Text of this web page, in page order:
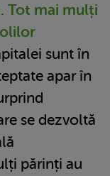
Tot mai mulți
sunt în
apar în
se dezvoltă
părinți au